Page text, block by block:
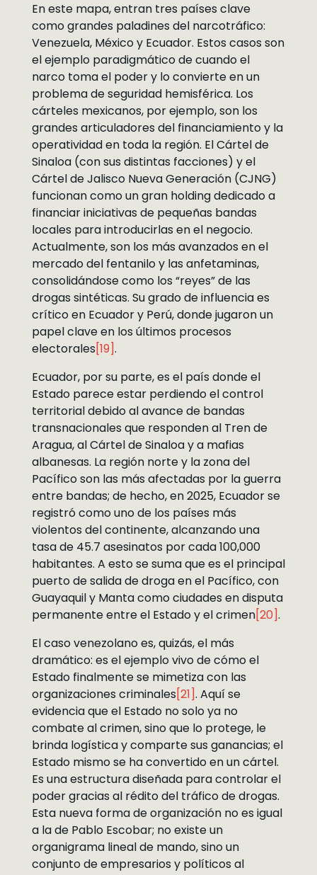
En este mapa, entran tres países clave
como grandes paladines del narcotráfico:
Venezuela, México y Ecuador. Estos casos son
el ejemplo paradigmático de cuando el
narco toma el poder y lo convierte en un
problema de seguridad hemisférica. Los
cárteles mexicanos, por ejemplo, son los
grandes articuladores del financiamiento y la
operatividad en toda la región. El Cártel de
Sinaloa (con sus distintas facciones) y el
Cártel de Jalisco Nueva Generación (CJNG)
funcionan como un gran holding dedicado a
financiar iniciativas de pequeñas bandas
locales para introducirlas en el negocio.
Actualmente, son los más avanzados en el
mercado del fentanilo y las anfetaminas,
consolidándose como los “reyes” de las
drogas sintéticas. Su grado de influencia es
crítico en Ecuador y Perú, donde jugaron un
papel clave en los últimos procesos
electorales[19].
Ecuador, por su parte, es el país donde el
Estado parece estar perdiendo el control
territorial debido al avance de bandas
transnacionales que responden al Tren de
Aragua, al Cártel de Sinaloa y a mafias
albanesas. La región norte y la zona del
Pacífico son las más afectadas por la guerra
entre bandas; de hecho, en 2025, Ecuador se
registró como uno de los países más
violentos del continente, alcanzando una
tasa de 45.7 asesinatos por cada 100,000
habitantes. A esto se suma que es el principal
puerto de salida de droga en el Pacífico, con
Guayaquil y Manta como ciudades en disputa
permanente entre el Estado y el crimen[20].
El caso venezolano es, quizás, el más
dramático: es el ejemplo vivo de cómo el
Estado finalmente se mimetiza con las
organizaciones criminales[21]. Aquí se
evidencia que el Estado no solo ya no
combate al crimen, sino que lo protege, le
brinda logística y comparte sus ganancias; el
Estado mismo se ha convertido en un cártel.
Es una estructura diseñada para controlar el
poder gracias al rédito del tráfico de drogas.
Esta nueva forma de organización no es igual
a la de Pablo Escobar; no existe un
organigrama lineal de mando, sino un
conjunto de empresarios y políticos al